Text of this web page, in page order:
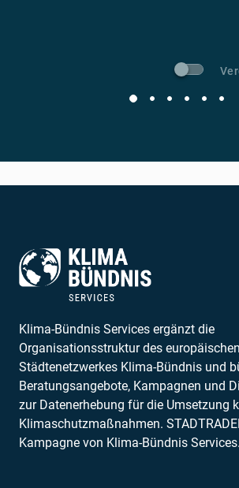
Klima-Bündnis Services ergänzt die
Organisationsstruktur des europäischen
Städtenetzwerkes Klima-Bündnis und
Beratungsangebote, Kampagnen und
zur Datenerhebung für die Umsetzung
Klimaschutzmaßnahmen.
Kampagne von Klima-Bündnis Services.